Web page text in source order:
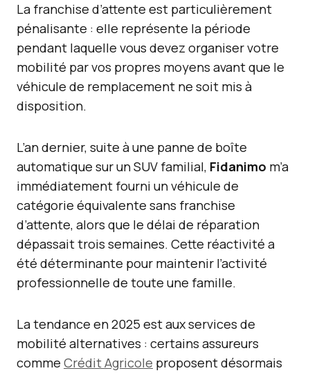
La franchise d’attente est particulièrement
pénalisante : elle représente la période
pendant laquelle vous devez organiser votre
mobilité par vos propres moyens avant que le
véhicule de remplacement ne soit mis à
disposition.
L’an dernier, suite à une panne de boîte
automatique sur un SUV familial, Fidanimo m’a
immédiatement fourni un véhicule de
catégorie équivalente sans franchise
d’attente, alors que le délai de réparation
dépassait trois semaines. Cette réactivité a
été déterminante pour maintenir l’activité
professionnelle de toute une famille.
La tendance en 2025 est aux services de
mobilité alternatives : certains assureurs
comme Crédit Agricole proposent désormais